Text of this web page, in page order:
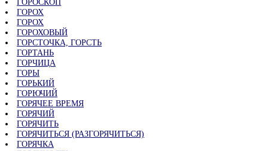
ГОРОХ
ГОРОХ
ГОРОХОВЫЙ
ГОРСТОЧКА, ГОРСТЬ
ГОРТАНЬ
ГОРЧИЦА
ГОРЫ
ГОРЬКИЙ
ГОРЮЧИЙ
ГОРЯЧЕЕ ВРЕМЯ
ГОРЯЧИЙ
ГОРЯЧИТЬ
ГОРЯЧИТЬСЯ (РАЗГОРЯЧИТЬСЯ)
ГОРЯЧКА